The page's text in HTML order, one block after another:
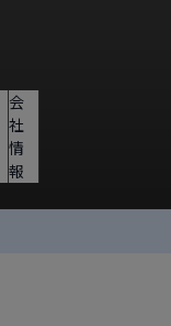
会
社
情
報